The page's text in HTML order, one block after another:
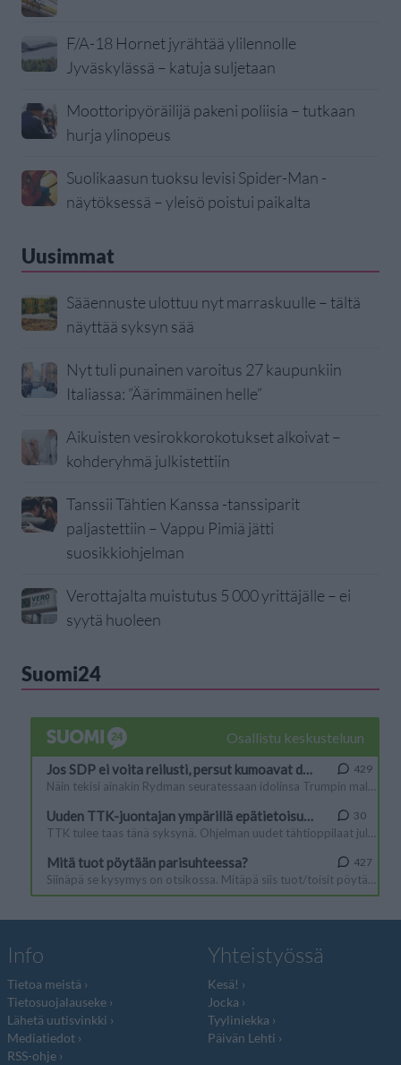
F/A-18 Hornet jyrähtää ylilennolle
Jyväskylässä – katuja suljetaan
Moottoripyöräilijä pakeni poliisia – tutkaan
hurja ylinopeus
Suolikaasun tuoksu levisi Spider-Man -
näytöksessä – yleisö poistui paikalta
Uusimmat
Sääennuste ulottuu nyt marraskuulle – tältä
näyttää syksyn sää
Nyt tuli punainen varoitus 27 kaupunkiin
Italiassa: ”Äärimmäinen helle”
Aikuisten vesirokkorokotukset alkoivat –
kohderyhmä julkistettiin
Tanssii Tähtien Kanssa -tanssiparit
paljastettiin – Vappu Pimiä jätti
suosikkiohjelman
Verottajalta muistutus 5 000 yrittäjälle – ei
syytä huoleen
Suomi24
Info
Tietoa meistä
Tietosuojalauseke
Lähetä uutisvinkki
Mediatiedot
RSS-ohje
Yhteistyössä
Kesä!
Jocka
Tyyliniekka
Päivän Lehti